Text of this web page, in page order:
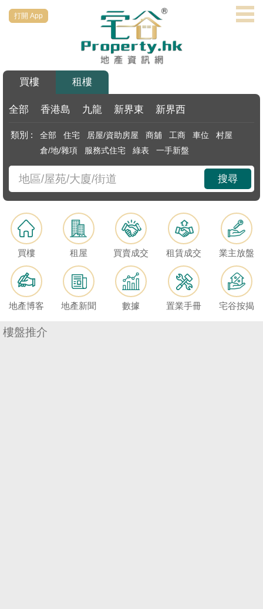
代
理
搵
樓/
交
業
主
盤
宅
谷
按
揭
地
產
打開 App
買樓 租樓
全部 香港島 九龍 新界東 新界西
類別 : 全部 住宅 居屋/資助房屋 商舖 工商 車位
村屋
倉/地/雜項
服務式住宅 綠表 一手新盤
搜尋
買樓 租屋 買賣成交 租賃成交 業主放盤
地產博客 地產新聞 數據 置業手冊 宅谷按揭
樓盤推介